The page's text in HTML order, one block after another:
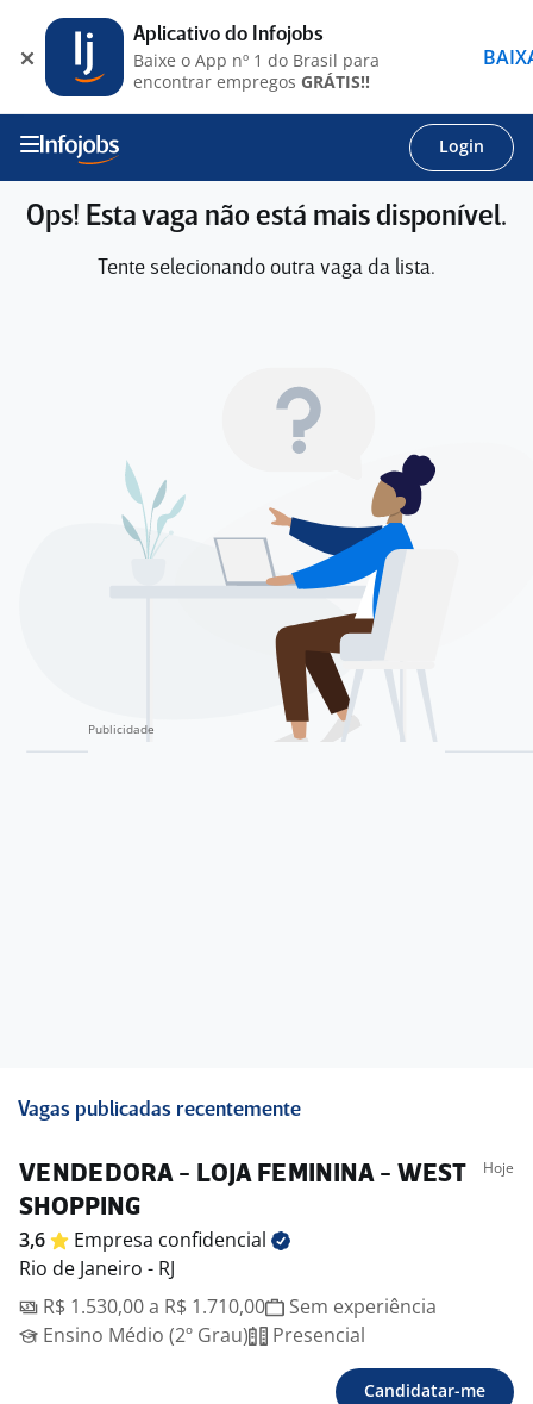
Login
Ops! Esta vaga não está mais disponível.
Tente selecionando outra vaga da lista.
Vagas publicadas recentemente
VENDEDORA - LOJA FEMININA - WEST
SHOPPING
Hoje
3,6 Empresa confidencial
Rio de Janeiro - RJ
R$ 1.530,00 a R$ 1.710,00
Sem experiência
Ensino Médio (2º Grau)
Presencial
Candidatar-me
Aplicativo do Infojobs
Baixe o App nº 1 do Brasil para
encontrar empregos GRÁTIS!!